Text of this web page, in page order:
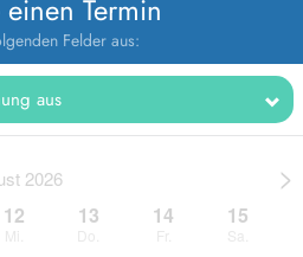
Termin
Felder aus:
>
2026
12 13 14 15